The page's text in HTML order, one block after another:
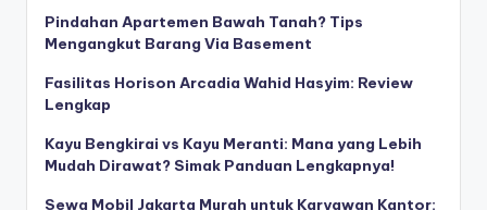
Pindahan Apartemen Bawah Tanah? Tips
Mengangkut Barang Via Basement
Fasilitas Horison Arcadia Wahid Hasyim: Review
Lengkap
Kayu Bengkirai vs Kayu Meranti: Mana yang Lebih
Mudah Dirawat? Simak Panduan Lengkapnya!
Sewa Mobil Jakarta Murah untuk Karyawan Kantor: